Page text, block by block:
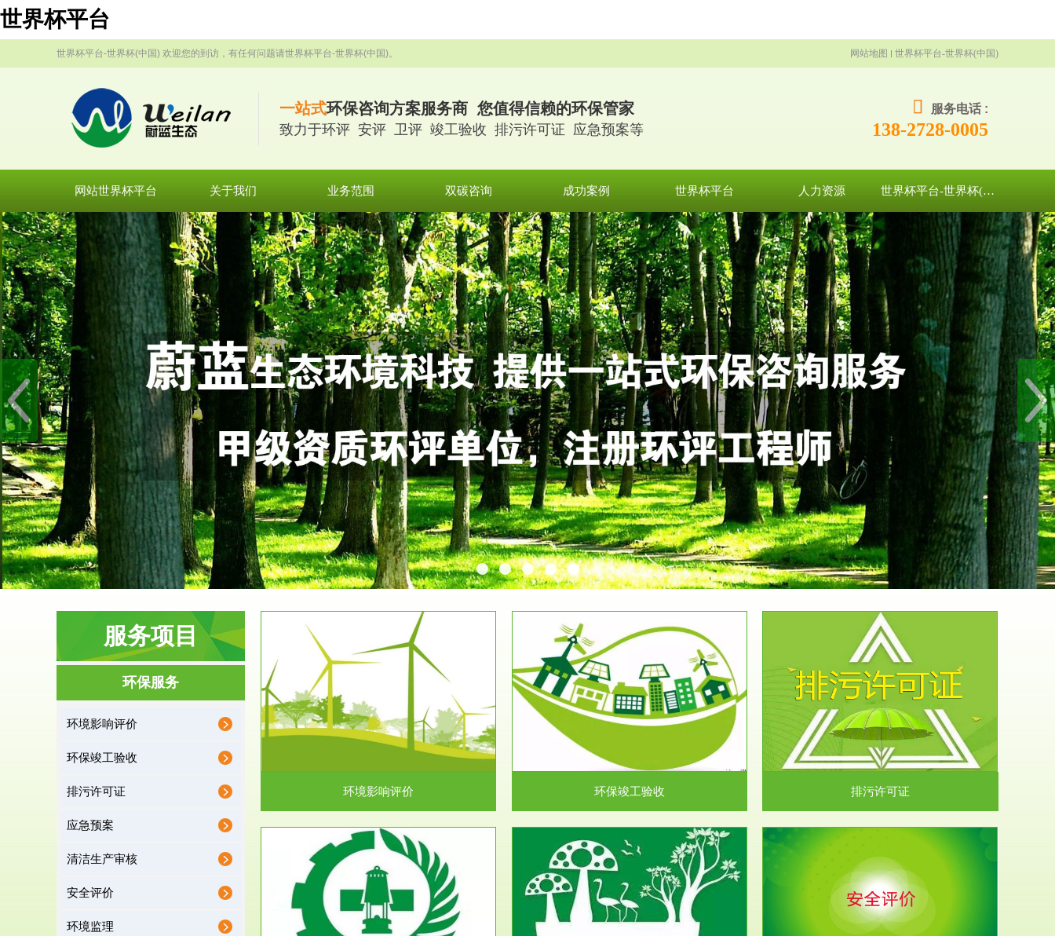
世界杯平台
世界杯平台-世界杯(中国) 欢迎您的到访，有任何问题请世界杯平台-世界杯(中国)。 网站地图 世界杯平台-世界杯(中国)
一站式环保咨询方案服务商 您值得信赖的环保管家
致力于环评 安评 卫评 竣工验收 排污许可证 应急预案等
服务电话 :
138-2728-0005
网站世界杯平台 关于我们 业务范围 双碳咨询 成功案例 世界杯平台 人力资源 世界杯平台-世界杯(中国)
服务项目
环保服务
环境影响评价
环保竣工验收
排污许可证
应急预案
清洁生产审核
安全评价
环境监理
服务范围
环境影响评价
据《中华人民共和国环境保护法》第十九条 编制
有关开发利用规划，建...
环境影响评价
服务范围
环保竣工验收
根据《建设项目环境保护管理条例》第十七条 编
制环境影响报告书、...
环保竣工验收
服务范围
排污许可证
排污许可申报咨询：（排污许可证）根据《中华
人民共和国环境保护法》...
排污许可证
服务范围
清洁生产审核
服务范围
安全评价